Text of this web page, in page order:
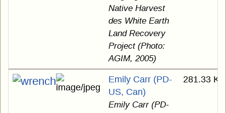
Native Harvest
des White Earth
Land Recovery
Project (Photo:
AGIM, 2005)
Emily Carr (PD-
US, Can)
Emily Carr (PD-
281.33 KB